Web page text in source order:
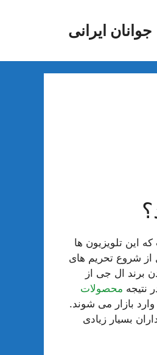
جوانان ایرانی
این تلویزیون ها
از شروع تحریم های
برند ال جی از
نتیجه محصولات
بازار می شوند.
بسیار زیادی